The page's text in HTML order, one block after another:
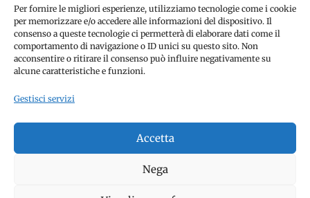
Per fornire le migliori esperienze, utilizziamo tecnologie come i cookie
per memorizzare e/o accedere alle informazioni del dispositivo. Il
consenso a queste tecnologie ci permetterà di elaborare dati come il
comportamento di navigazione o ID unici su questo sito. Non
acconsentire o ritirare il consenso può influire negativamente su
alcune caratteristiche e funzioni.
Gestisci servizi
Accetta
Nega
Disconoscimento
© Copyright 2012 -2026 | SPETTACOLI EVENTI - CIVITANOVA
MARCHE (MC) - Partita iva: 01907890436 | ALL RIGHTS
RESERVED | Made with ❤️ by